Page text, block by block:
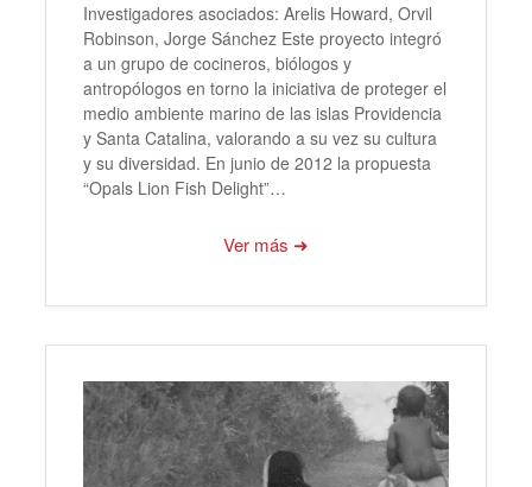
Investigadores asociados: Arelis Howard, Orvil
Robinson, Jorge Sánchez Este proyecto integró
a un grupo de cocineros, biólogos y
antropólogos en torno la iniciativa de proteger el
medio ambiente marino de las islas Providencia
y Santa Catalina, valorando a su vez su cultura
y su diversidad. En junio de 2012 la propuesta
“Opals Lion Fish Delight”…
Ver más ➜